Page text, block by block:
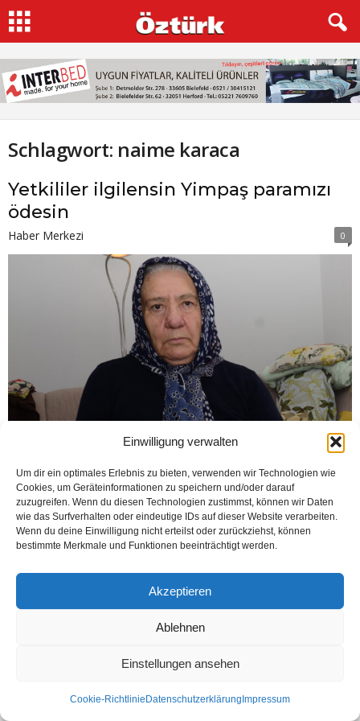
Einwilligung verwalten
Um dir ein optimales Erlebnis zu bieten, verwenden wir Technologien wie
Cookies, um Geräteinformationen zu speichern und/oder darauf
zuzugreifen. Wenn du diesen Technologien zustimmst, können wir Daten
wie das Surfverhalten oder eindeutige IDs auf dieser Website verarbeiten.
Wenn du deine Einwilligung nicht erteilst oder zurückziehst, können
bestimmte Merkmale und Funktionen beeinträchtigt werden.
Akzeptieren
Ablehnen
Einstellungen ansehen
Cookie-Richtlinie Datenschutzerklärung Impressum
Schlagwort: naime karaca
Yetkililer ilgilensin Yimpaş paramızı
ödesin
Haber Merkezi 0
BIELEFELD (Öztürk) Türkiye’de herşey değişirken, adeta tek değişmeyen
holdingzedelerin mağduriyetleri. Milli ve dini hassasiyetleri kullanılarak alın
terleriyle kazandıkları paraları sözde islami holdinglere kaptıran on...
© Öztürk Gazetesi 1986 – 2026